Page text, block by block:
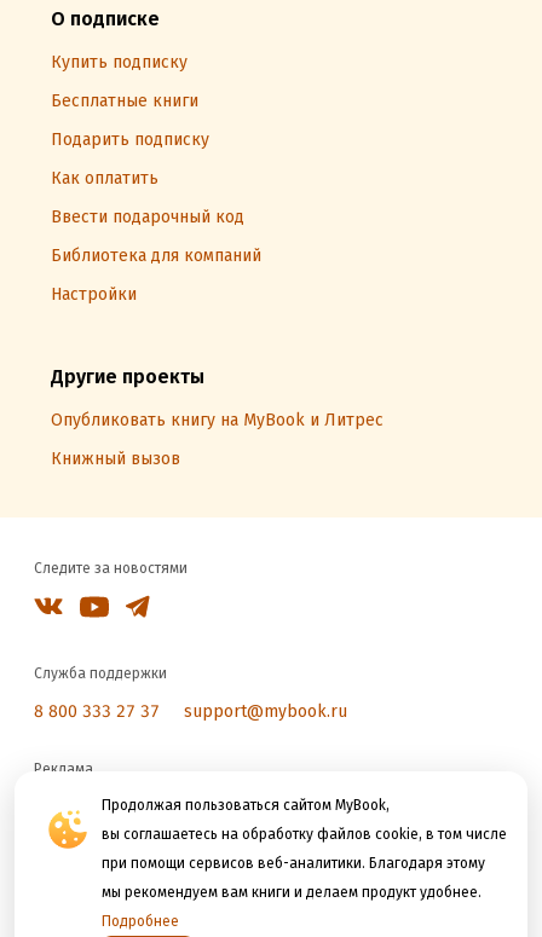
Продолжая пользоваться сайтом MyBook,
вы соглашаетесь на обработку файлов cookie, в том числе
при помощи сервисов веб-аналитики. Благодаря этому
мы рекомендуем вам книги и делаем продукт удобнее.
Подробнее
О подписке
Купить подписку
Бесплатные книги
Подарить подписку
Как оплатить
Ввести подарочный код
Библиотека для компаний
Настройки
Другие проекты
Опубликовать книгу на MyBook и Литрес
Книжный вызов
Следите за новостями
Служба поддержки
8 800 333 27 37 support@mybook.ru
Реклама
reklama@litres.ru
Мы принимаем к оплате